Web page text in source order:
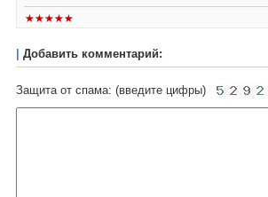
Добавить комментарий:
Защита от спама: (введите цифры)